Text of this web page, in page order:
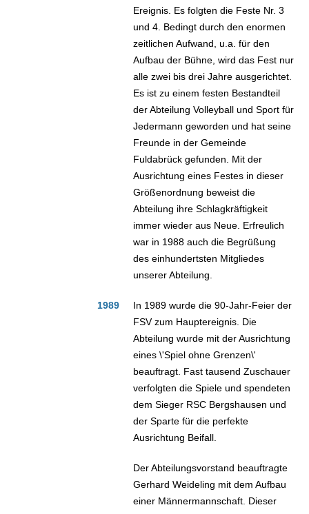
Ereignis. Es folgten die Feste Nr. 3
und 4. Bedingt durch den enormen
zeitlichen Aufwand, u.a. für den
Aufbau der Bühne, wird das Fest nur
alle zwei bis drei Jahre ausgerichtet.
Es ist zu einem festen Bestandteil
der Abteilung Volleyball und Sport für
Jedermann geworden und hat seine
Freunde in der Gemeinde
Fuldabrück gefunden. Mit der
Ausrichtung eines Festes in dieser
Größenordnung beweist die
Abteilung ihre Schlagkräftigkeit
immer wieder aus Neue. Erfreulich
war in 1988 auch die Begrüßung
des einhundertsten Mitgliedes
unserer Abteilung.
1989
In 1989 wurde die 90-Jahr-Feier der
FSV zum Hauptereignis. Die
Abteilung wurde mit der Ausrichtung
eines \'Spiel ohne Grenzen\'
beauftragt. Fast tausend Zuschauer
verfolgten die Spiele und spendeten
dem Sieger RSC Bergshausen und
der Sparte für die perfekte
Ausrichtung Beifall.
Der Abteilungsvorstand beauftragte
Gerhard Weideling mit dem Aufbau
einer Männermannschaft. Dieser